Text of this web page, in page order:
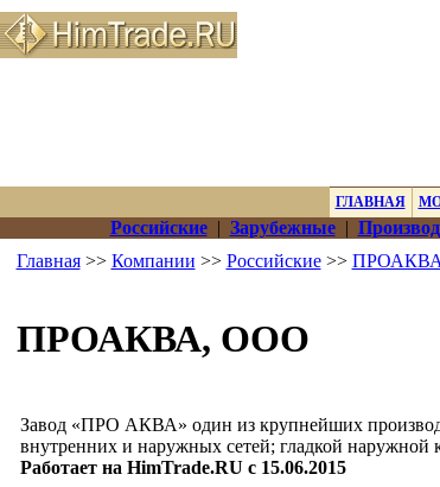
ГЛАВНАЯ
Российские| Зарубежные|
Главная>> Компании >> Российские>>
ПРОАКВА, ООО
Завод «ПРО АКВА» один из крупнейших
внутренних и наружных сетей; гладкой наружной
Работает на HimTrade.RU с 15.06.2015